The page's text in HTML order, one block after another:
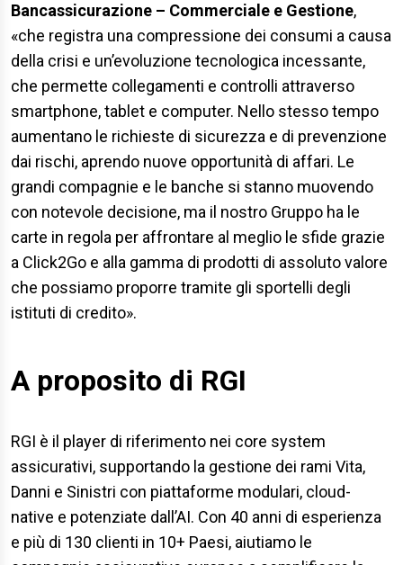
Bancassicurazione – Commerciale e Gestione,
«che registra una compressione dei consumi a causa
della crisi e un’evoluzione tecnologica incessante,
che permette collegamenti e controlli attraverso
smartphone, tablet e computer. Nello stesso tempo
aumentano le richieste di sicurezza e di prevenzione
dai rischi, aprendo nuove opportunità di affari. Le
grandi compagnie e le banche si stanno muovendo
con notevole decisione, ma il nostro Gruppo ha le
carte in regola per affrontare al meglio le sfide grazie
a Click2Go e alla gamma di prodotti di assoluto valore
che possiamo proporre tramite gli sportelli degli
istituti di credito».
A proposito di RGI
RGI è il player di riferimento nei core system
assicurativi, supportando la gestione dei rami Vita,
Danni e Sinistri con piattaforme modulari, cloud-
native e potenziate dall’AI. Con 40 anni di esperienza
e più di 130 clienti in 10+ Paesi, aiutiamo le